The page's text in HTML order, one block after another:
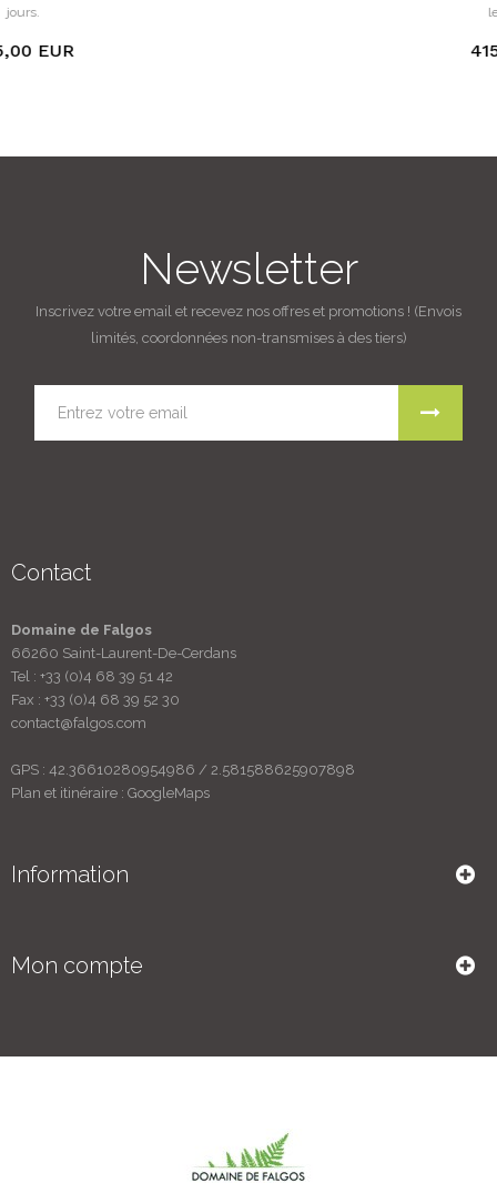
Newsletter
Inscrivez votre email et recevez nos offres et promotions ! (Envois
limités, coordonnées non-transmises à des tiers)
Contact
Domaine de Falgos
66260 Saint-Laurent-De-Cerdans
Tel : +33 (0)4 68 39 51 42
Fax : +33 (0)4 68 39 52 30
contact@falgos.com
GPS : 42.36610280954986 / 2.581588625907898
Plan et itinéraire : GoogleMaps
Information
Mon compte